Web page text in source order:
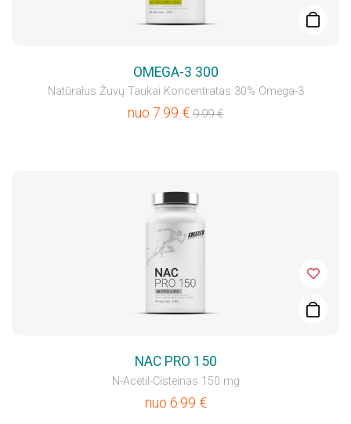
OMEGA-3 300
Natūralus Žuvų Taukai Koncentratas 30% Omega-3
nuo 7.99 € 9.99€
NAC PRO 150
N-Acetil-Cisteinas 150 mg
nuo 6.99 €